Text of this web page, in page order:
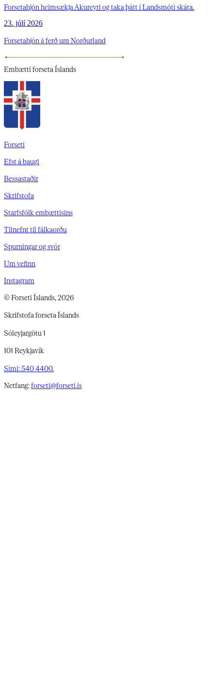
Forsetahjón heimsækja Akureyri og taka þátt í Landsmóti skáta.
23. júlí 2026
Forsetahjón á ferð um Norðurland
Embætti forseta Íslands
Forseti
Efst á baugi
Bessastaðir
Skrifstofa
Starfsfólk embættisins
Tilnefnt til fálkaorðu
Spurningar og svör
Um vefinn
Instagram
© Forseti Íslands, 2026
Skrifstofa forseta Íslands
Sóleyjargötu 1
101 Reykjavík
Sími: 540 4400.
Netfang:forseti@forseti.is